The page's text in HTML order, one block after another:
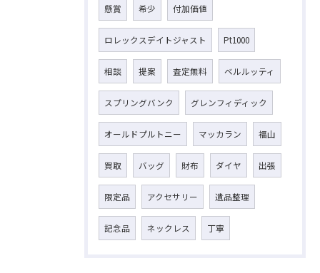
懸賞 希少 付加価値
ロレックスデイトジャスト Pt1000
相談 提案 査定無料 ベルルッティ
スプリングバンク グレンフィディック
オールドプルトニー マッカラン 福山
買取 バッグ 財布 ダイヤ 出張
限定品 アクセサリー 遺品整理
記念品 ネックレス 丁寧